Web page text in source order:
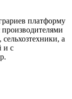
платформу
а
и с